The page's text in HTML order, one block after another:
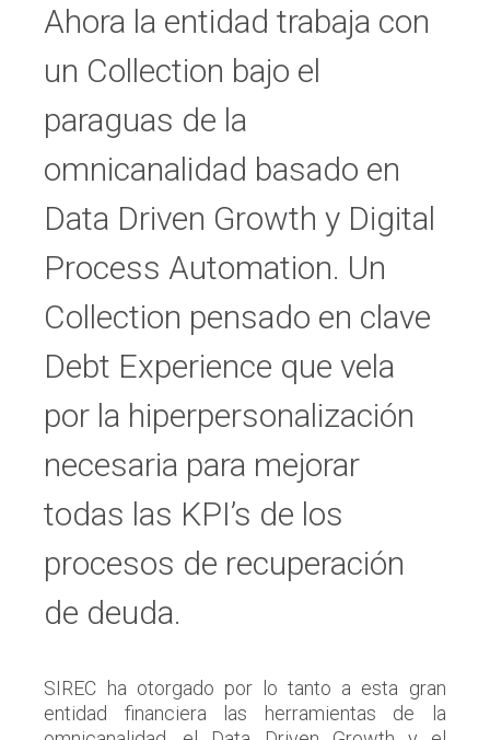
Ahora la entidad trabaja con
un Collection bajo el
paraguas de la
omnicanalidad basado en
Data Driven Growth y Digital
Process Automation. Un
Collection pensado en clave
Debt Experience que vela
por la hiperpersonalización
necesaria para mejorar
todas las KPI’s de los
procesos de recuperación
de deuda.
SIREC ha otorgado por lo tanto a esta gran
entidad financiera las herramientas de la